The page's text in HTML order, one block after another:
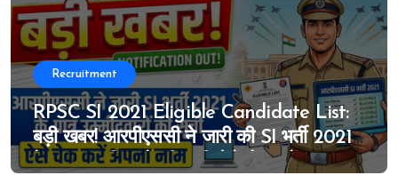
Recruitment
RPSC SI 2021 Eligible Candidate List:
बड़ी खबर! आरपीएससी ने जारी की SI भर्ती 2021
के पात्र उम्मीदवारों की सूची, ऐसे चेक करें अपना